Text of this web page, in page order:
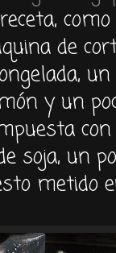
como
de
y un
soja, un
metido